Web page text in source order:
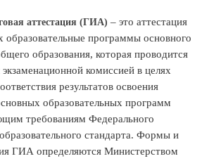
аттестация (ГИА) – это аттестация
программы основного
образования, которая проводится
экзаменационной комиссией в целях
результатов освоения
образовательных программ
требованиям Федерального
стандарта. Формы и
ГИА определяются Министерством